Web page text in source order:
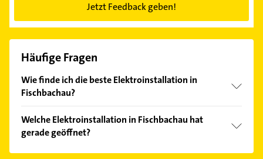
Jetzt Feedback geben!
Häufige Fragen
Wie finde ich die beste Elektroinstallation in
Fischbachau?
Kundenmeinungen und profitieren Sie von den
Empfehlungen. Die Suchergebnisse können Sie sich
einfach nachBewertungensortiert anzeigen lassen.
Welche Elektroinstallation in Fischbachau hat
gerade geöffnet?
Im Anbieter-Bereich finden Sie alleÖffnungszeiten.